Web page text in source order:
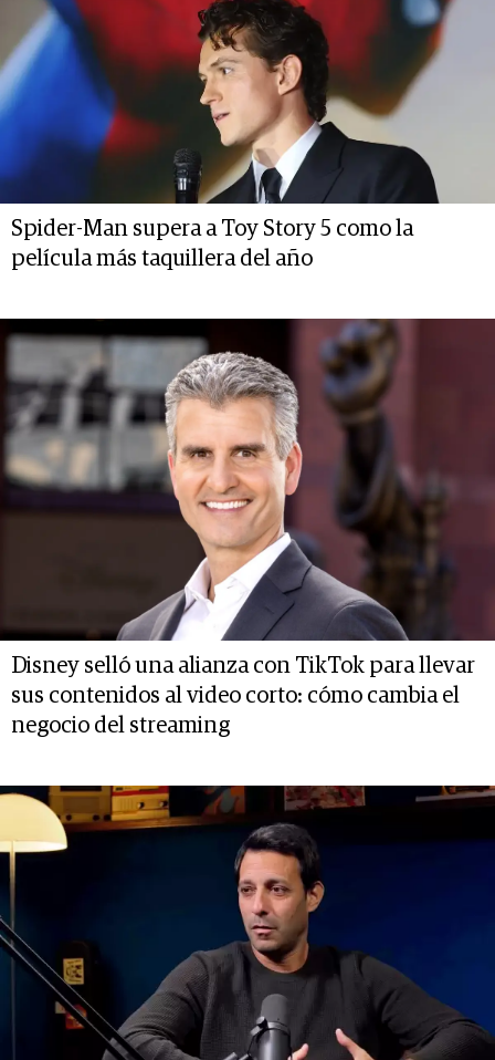
Spider-Man supera a Toy Story 5 como la
película más taquillera del año
Disney selló una alianza con TikTok para llevar
sus contenidos al video corto: cómo cambia el
negocio del streaming